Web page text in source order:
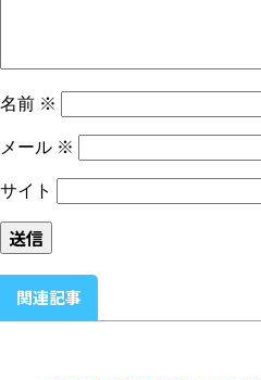
名前 ※
メール ※
サイト
関連記事